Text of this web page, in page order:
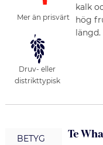
Mer än prisvärt
Druv- eller
distrikttypisk
kalk
hög
längd.
BETYG Te